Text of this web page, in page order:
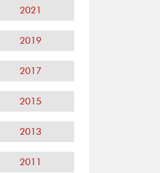
2021
2019
2017
2015
2013
2011